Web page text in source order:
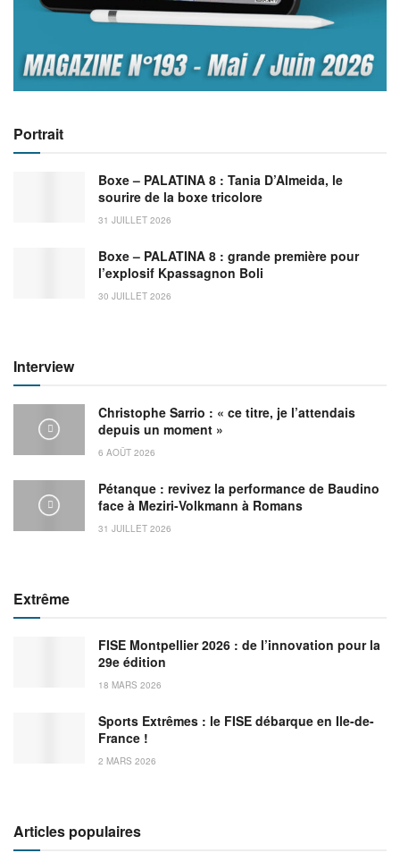
Portrait
Boxe – PALATINA 8 : Tania D’Almeida, le
sourire de la boxe tricolore
31 JUILLET 2026
Boxe – PALATINA 8 : grande première pour
l’explosif Kpassagnon Boli
30 JUILLET 2026
Interview
Christophe Sarrio : « ce titre, je l’attendais
depuis un moment »
6 AOÛT 2026
Pétanque : revivez la performance de Baudino
face à Meziri-Volkmann à Romans
31 JUILLET 2026
Extrême
FISE Montpellier 2026 : de l’innovation pour la
29e édition
18 MARS 2026
Sports Extrêmes : le FISE débarque en Ile-de-
France !
2 MARS 2026
Articles populaires